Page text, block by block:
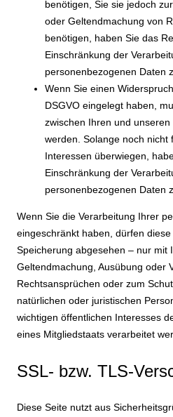
benötigen, Sie sie jedoch
oder Geltendmachung von
benötigen, haben Sie das
Einschränkung der
personenbezogenen Daten
Wenn Sie einen
DSGVO eingelegt haben,
zwischen Ihren und
werden. Solange noch nicht
Interessen überwiegen,
Einschränkung der
personenbezogenen Daten
Wenn Sie die Verarbeitung Ihrer
eingeschränkt haben, dürfen
Speicherung abgesehen – nur mit
Geltendmachung, Ausübung oder
Rechtsansprüchen oder zum
natürlichen oder juristischen
wichtigen öffentlichen Interesses
eines Mitgliedstaats verarbeitet
SSL- bzw. TLS-
Diese Seite nutzt aus